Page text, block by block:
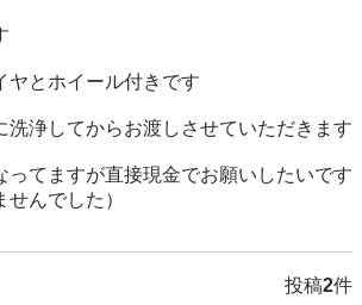
ヤとホイール付きです
洗浄してからお渡しさせていただきます
ってますが直接現金でお願いしたいです
せんでした）
投稿2件